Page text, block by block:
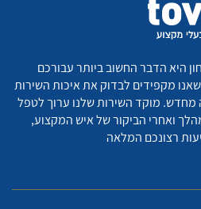
היא הדבר החשוב ביותר עבורכם
מקפידים לבדוק את איכות השירות
מחדש. מוקד השירות שלנו ערוך לטפל
ואחרי הביקור של איש המקצוע,
רצונכם המלאה